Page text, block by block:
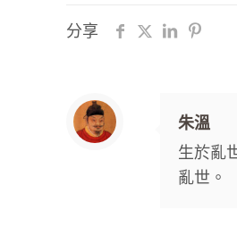
分享
朱溫
生於亂
亂世。